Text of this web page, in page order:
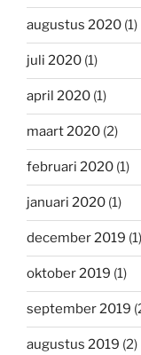
augustus 2020 (1)
juli 2020 (1)
april 2020 (1)
maart 2020 (2)
februari 2020 (1)
januari 2020 (1)
december 2019 (1)
oktober 2019 (1)
september 2019
augustus 2019 (2)